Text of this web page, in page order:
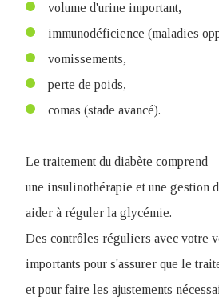
volume d'urine important,
immunodéficience (maladies
vomissements,
perte de poids,
comas (stade avancé).
Le traitement du diabète comprend
une insulinothérapie et une gestion
aider à réguler la glycémie.
Des contrôles réguliers avec votre
importants pour s'assurer que le
et pour faire les ajustements